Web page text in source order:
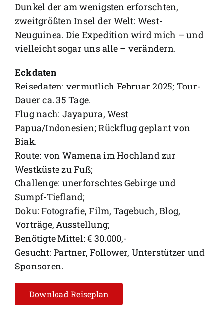
Dunkel der am wenigsten erforschten,
zweitgrößten Insel der Welt: West-
Neuguinea. Die Expedition wird mich – und
vielleicht sogar uns alle – verändern.
Eckdaten
Reisedaten: vermutlich Februar 2025; Tour-
Dauer ca. 35 Tage.
Flug nach: Jayapura, West
Papua/Indonesien; Rückflug geplant von
Biak.
Route: von Wamena im Hochland zur
Westküste zu Fuß;
Challenge: unerforschtes Gebirge und
Sumpf-Tiefland;
Doku: Fotografie, Film, Tagebuch, Blog,
Vorträge, Ausstellung;
Benötigte Mittel: € 30.000,-
Gesucht: Partner, Follower, Unterstützer und
Sponsoren.
Download Reiseplan